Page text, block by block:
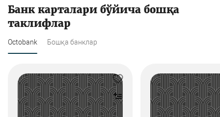
Банк карталари бўйича бошқа
таклифлар
Octobank Бошқа банклар